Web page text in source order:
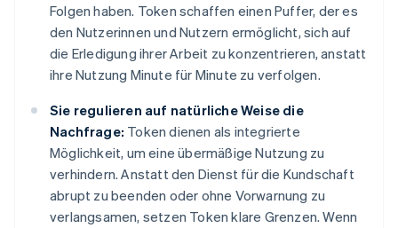
Folgen haben. Token schaffen einen Puffer, der es
den Nutzerinnen und Nutzern ermöglicht, sich auf
die Erledigung ihrer Arbeit zu konzentrieren, anstatt
ihre Nutzung Minute für Minute zu verfolgen.
Sie regulieren auf natürliche Weise die
Nachfrage: Token dienen als integrierte
Möglichkeit, um eine übermäßige Nutzung zu
verhindern. Anstatt den Dienst für die Kundschaft
abrupt zu beenden oder ohne Vorwarnung zu
verlangsamen, setzen Token klare Grenzen. Wenn